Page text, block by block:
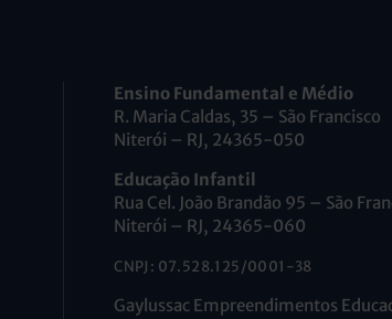
Ensino Fundamental e Médio
R. Maria Caldas, 35 – São Francisco
Niterói – RJ, 24365-050
Educação Infantil
Rua Cel. João Brandão 95 – São
Niterói – RJ, 24365-060
CNPJ: 07.528.125/0001-38
Gaylussac Empreendimentos